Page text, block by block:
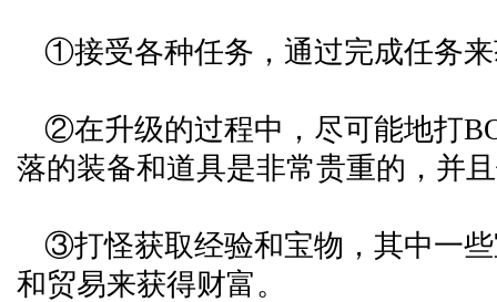
①接受各种任务，通过完成任务
②在升级的过程中，尽可能地打
落的装备和道具是非常贵重的，并
③打怪获取经验和宝物，其中一
和贸易来获得财富。